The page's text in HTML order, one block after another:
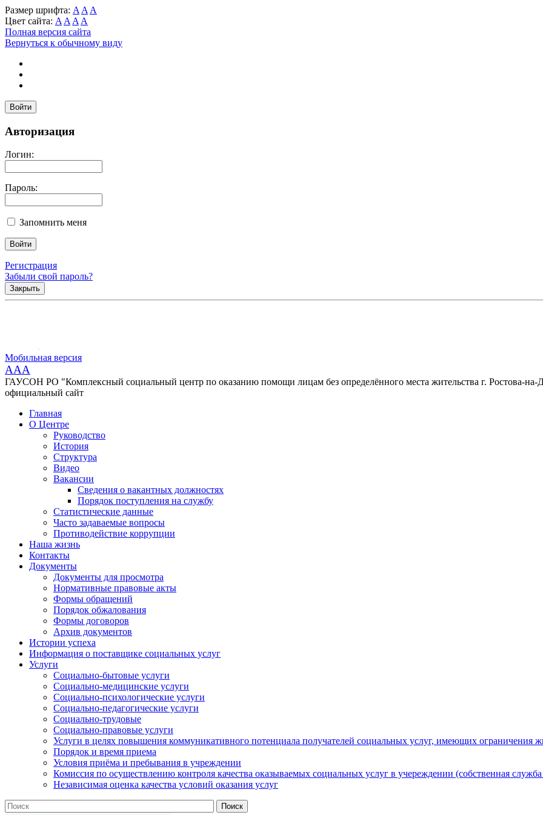
Размер шрифта: A A A
Цвет сайта: A A A A
Полная версия сайта
Вернуться к обычному виду
Войти
Авторизация
Логин:
Пароль:
Запомнить меня
Регистрация
Забыли свой пароль?
Закрыть
Мобильная версия
AAA
ГАУСОН РО "Комплексный социальный центр по оказанию помощи лицам без определённого места жительства г. Ростова-на-
официальный сайт
Главная
О Центре
Руководство
История
Структура
Видео
Вакансии
Сведения о вакантных должностях
Порядок поступления на службу
Статистические данные
Часто задаваемые вопросы
Противодействие коррупции
Наша жизнь
Контакты
Документы
Документы для просмотра
Нормативные правовые акты
Формы обращений
Порядок обжалования
Формы договоров
Архив документов
Истории успеха
Информация о поставщике социальных услуг
Услуги
Социально-бытовые услуги
Социально-медицинские услуги
Социально-психологические услуги
Социально-педагогические услуги
Социально-трудовые
Социально-правовые услуги
Услуги в целях повышения коммуникативного потенциала получателей социальных услуг, имеющих ограничения
Порядок и время приема
Условия приёма и пребывания в учреждении
Комиссия по осуществлению контроля качества оказываемых социальных услуг в учереждении (собственная
Независимая оценка качества условий оказания услуг